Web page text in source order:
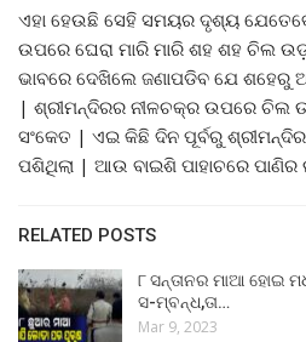
ଏହା ହେଉଛି ସେହି ସମୟର ଦୃଶ୍ୟ
ଉପରେ ଘେରା ମାରି ମାରି ଶହ ଶହ
ଭାବରେ ଦେଖିଲେ ଜଣାପଡିବ ଯେ
| ଶ୍ରୀମନ୍ଦିରର ନୀଳଚକ୍ର ଉପରେ ଚିଲ
ସଂକେତ | ଏଇ କିଛି ଦିନ ପୂର୍ବରୁ
ପଶିଥିଲା | ଆଉ ବାଇଶି ପାହାଚରେ
RELATED POSTS
୮ ସନ୍ତାନର ମାଆ ହୋଇ
ସ-ମ୍ବନ୍ଧ,ତା…
Mar 9, 2023